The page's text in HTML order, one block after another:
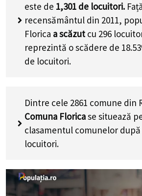
este de 1,301 de locuitori.
recensământul din 2011,
Florica a scăzut cu 296
reprezintă o scădere de
de locuitori.
Dintre cele 2861 comune din
Comuna Floricase situează
clasamentul comunelor
locuitori.